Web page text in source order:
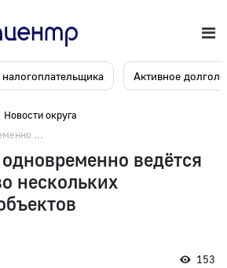
Активное
Новости округа
...
ведëтся
нескольких
153